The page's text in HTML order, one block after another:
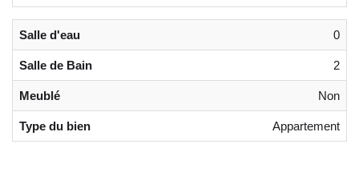
Salle d'eau 0
Salle de Bain 2
Meublé Non
Type du bien Appartement